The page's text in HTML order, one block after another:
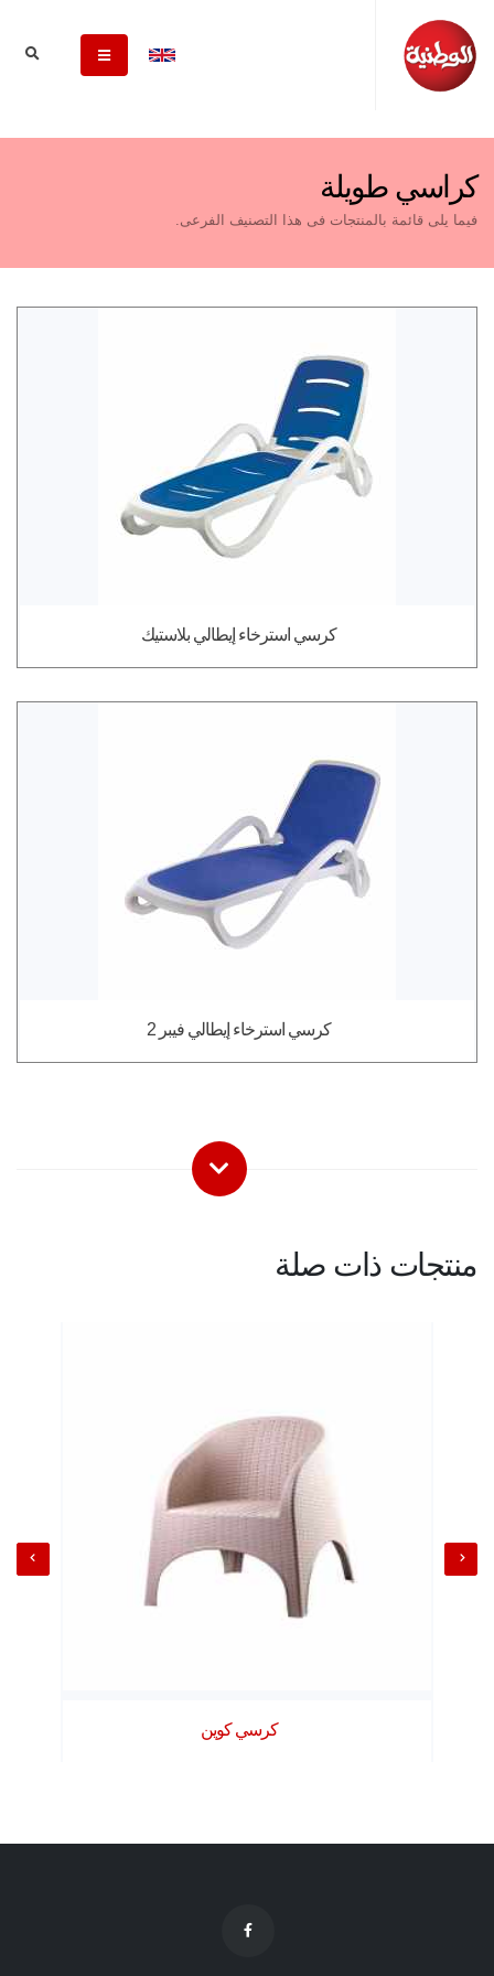
كراسي طويلة
فيما يلى قائمة بالمنتجات فى هذا التصنيف الفرعى.
كرسي استرخاء إيطالي بلاستيك
كرسي استرخاء إيطالي فيبر 2
منتجات ذات صلة
كرسي كوين